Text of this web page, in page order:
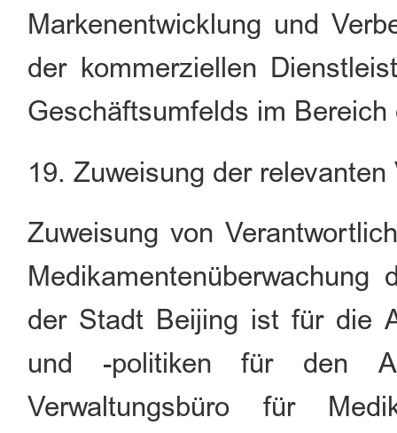
Markenentwicklung und
der kommerziellen
Geschäftsumfelds im Bereich
19. Zuweisung der
Zuweisung von
der Stadt Beijing ist für die
und -politiken für den
Verwaltungsbüro für